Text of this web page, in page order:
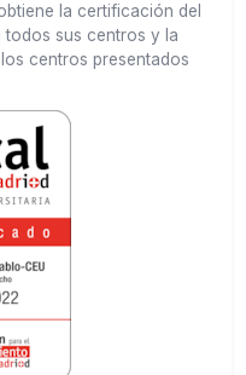
la certificación del
todos sus centros y la
centros presentados